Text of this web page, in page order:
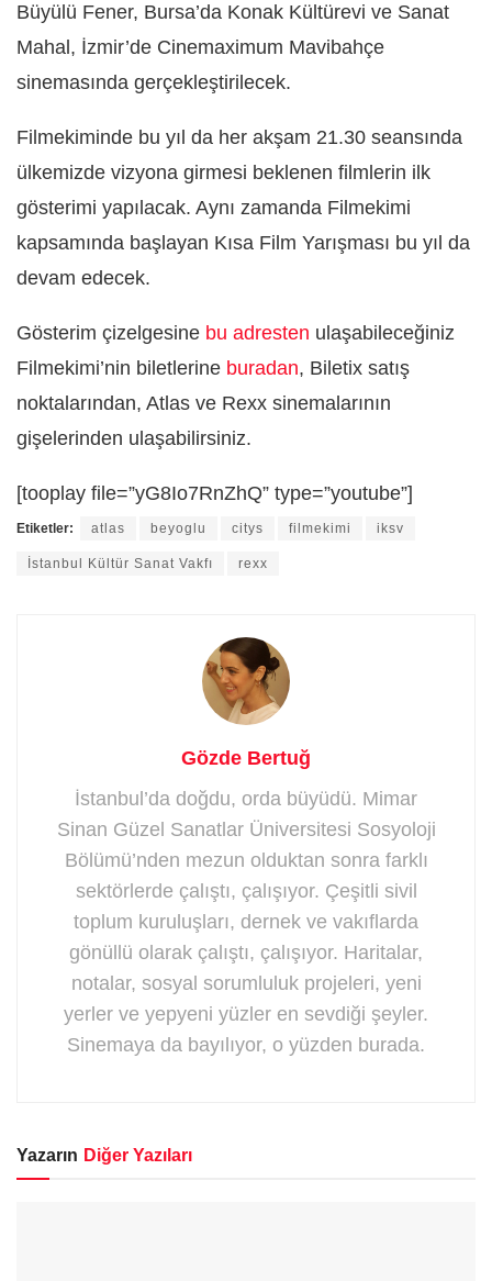
Büyülü Fener, Bursa’da Konak Kültürevi ve Sanat
Mahal, İzmir’de Cinemaximum Mavibahçe
sinemasında gerçekleştirilecek.
Filmekiminde bu yıl da her akşam 21.30 seansında
ülkemizde vizyona girmesi beklenen filmlerin ilk
gösterimi yapılacak. Aynı zamanda Filmekimi
kapsamında başlayan Kısa Film Yarışması bu yıl da
devam edecek.
Gösterim çizelgesine bu adresten ulaşabileceğiniz
Filmekimi’nin biletlerine buradan, Biletix satış
noktalarından, Atlas ve Rexx sinemalarının
gişelerinden ulaşabilirsiniz.
[tooplay file=”yG8Io7RnZhQ” type=”youtube”]
Etiketler: atlas beyoglu citys filmekimi iksv
İstanbul Kültür Sanat Vakfı rexx
Gözde Bertuğ
İstanbul’da doğdu, orda büyüdü. Mimar
Sinan Güzel Sanatlar Üniversitesi Sosyoloji
Bölümü’nden mezun olduktan sonra farklı
sektörlerde çalıştı, çalışıyor. Çeşitli sivil
toplum kuruluşları, dernek ve vakıflarda
gönüllü olarak çalıştı, çalışıyor. Haritalar,
notalar, sosyal sorumluluk projeleri, yeni
yerler ve yepyeni yüzler en sevdiği şeyler.
Sinemaya da bayılıyor, o yüzden burada.
Yazarın Diğer Yazıları